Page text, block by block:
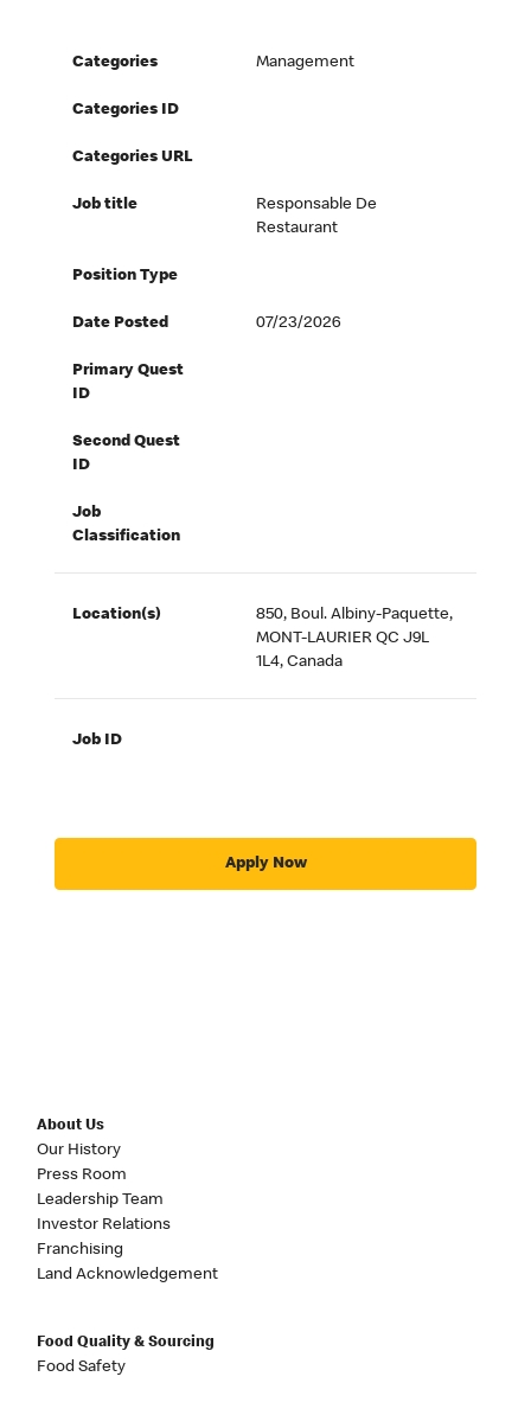
Categories Management
Categories ID
Categories URL
Job title
Responsable De
Restaurant
Position Type
Date Posted 07/23/2026
Primary Quest
ID
Second Quest
ID
Job
Classification
Location(s)
850, Boul. Albiny-Paquette,
MONT-LAURIER QC J9L
1L4, Canada
Job ID
Apply Now
About Us
Our History
Press Room
Leadership Team
Investor Relations
Franchising
Land Acknowledgement
Food Quality & Sourcing
Food Safety